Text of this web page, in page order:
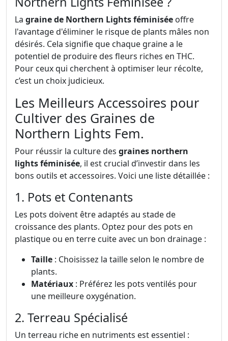
La graine de Northern Lights féminisée offre
l'avantage d'éliminer le risque de plants mâles non
désirés. Cela signifie que chaque graine a le
potentiel de produire des fleurs riches en THC.
Pour ceux qui cherchent à optimiser leur récolte,
c’est un choix judicieux.
Les Meilleurs Accessoires pour
Cultiver des Graines de
Northern Lights Fem.
Pour réussir la culture des graines northern
lights féminisée, il est crucial d’investir dans les
bons outils et accessoires. Voici une liste détaillée :
1. Pots et Contenants
Les pots doivent être adaptés au stade de
croissance des plants. Optez pour des pots en
plastique ou en terre cuite avec un bon drainage :
Taille : Choisissez la taille selon le nombre de
plants.
Matériaux : Préférez les pots ventilés pour
une meilleure oxygénation.
2. Terreau Spécialisé
Un terreau riche en nutriments est essentiel :